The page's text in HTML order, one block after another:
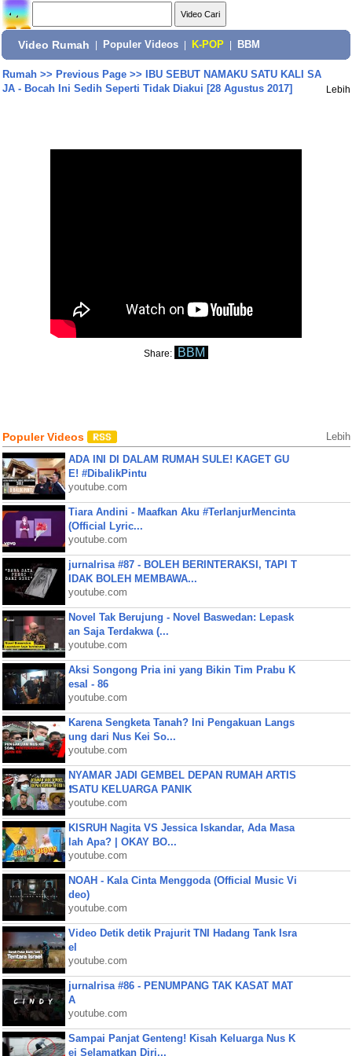
Video Rumah Populer Videos K-POP BBM
Rumah>> Previous Page>>
IBU SEBUT NAMAKU SATU KALI SA
JA - Bocah Ini Sedih Seperti Tidak Diakui [28 Agustus 2017]
Lebih
Share: BBM
Populer Videos Lebih
ADA INI DI DALAM RUMAH SULE! KAGET GU
E! #DibalikPintu
youtube.com
Tiara Andini - Maafkan Aku #TerlanjurMencinta
(Official Lyric...
youtube.com
jurnalrisa #87 - BOLEH BERINTERAKSI, TAPI T
IDAK BOLEH MEMBAWA...
youtube.com
Novel Tak Berujung - Novel Baswedan: Lepask
an Saja Terdakwa (...
youtube.com
Aksi Songong Pria ini yang Bikin Tim Prabu K
esal - 86
youtube.com
Karena Sengketa Tanah? Ini Pengakuan Langs
ung dari Nus Kei So...
youtube.com
NYAMAR JADI GEMBEL DEPAN RUMAH ARTIS
❗SATU KELUARGA PANIK
youtube.com
KISRUH Nagita VS Jessica Iskandar, Ada Masa
lah Apa? | OKAY BO...
youtube.com
NOAH - Kala Cinta Menggoda (Official Music Vi
deo)
youtube.com
Video Detik detik Prajurit TNI Hadang Tank Isra
el
youtube.com
jurnalrisa #86 - PENUMPANG TAK KASAT MAT
A
youtube.com
Sampai Panjat Genteng! Kisah Keluarga Nus K
ei Selamatkan Diri...